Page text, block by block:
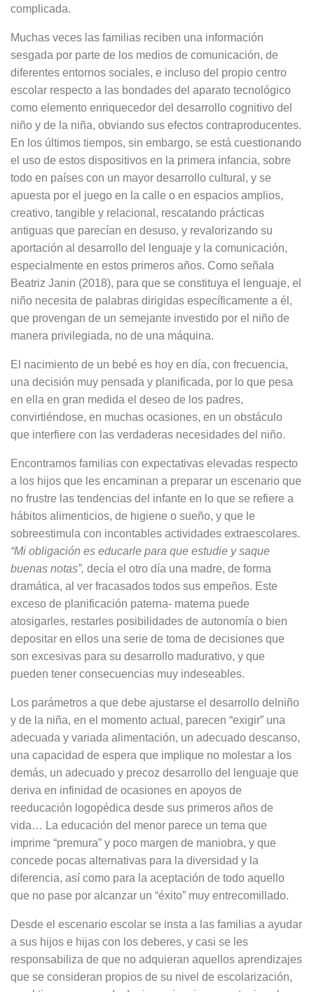
complicada.
Muchas veces las familias reciben una información
sesgada por parte de los medios de comunicación, de
diferentes entornos sociales, e incluso del propio centro
escolar respecto a las bondades del aparato tecnológico
como elemento enriquecedor del desarrollo cognitivo del
niño y de la niña, obviando sus efectos contraproducentes.
En los últimos tiempos, sin embargo, se está cuestionando
el uso de estos dispositivos en la primera infancia, sobre
todo en países con un mayor desarrollo cultural, y se
apuesta por el juego en la calle o en espacios amplios,
creativo, tangible y relacional, rescatando prácticas
antiguas que parecían en desuso, y revalorizando su
aportación al desarrollo del lenguaje y la comunicación,
especialmente en estos primeros años. Como señala
Beatriz Janin (2018), para que se constituya el lenguaje, el
niño necesita de palabras dirigidas específicamente a él,
que provengan de un semejante investido por el niño de
manera privilegiada, no de una máquina.
El nacimiento de un bebé es hoy en día, con frecuencia,
una decisión muy pensada y planificada, por lo que pesa
en ella en gran medida el deseo de los padres,
convirtiéndose, en muchas ocasiones, en un obstáculo
que interfiere con las verdaderas necesidades del niño.
Encontramos familias con expectativas elevadas respecto
a los hijos que les encaminan a preparar un escenario que
no frustre las tendencias del infante en lo que se refiere a
hábitos alimenticios, de higiene o sueño, y que le
sobreestimula con incontables actividades extraescolares.
“Mi obligación es educarle para que estudie y saque
buenas notas”, decía el otro día una madre, de forma
dramática, al ver fracasados todos sus empeños. Este
exceso de planificación paterna- materna puede
atosigarles, restarles posibilidades de autonomía o bien
depositar en ellos una serie de toma de decisiones que
son excesivas para su desarrollo madurativo, y que
pueden tener consecuencias muy indeseables.
Los parámetros a que debe ajustarse el desarrollo delniño
y de la niña, en el momento actual, parecen “exigir” una
adecuada y variada alimentación, un adecuado descanso,
una capacidad de espera que implique no molestar a los
demás, un adecuado y precoz desarrollo del lenguaje que
deriva en infinidad de ocasiones en apoyos de
reeducación logopédica desde sus primeros años de
vida… La educación del menor parece un tema que
imprime “premura” y poco margen de maniobra, y que
concede pocas alternativas para la diversidad y la
diferencia, así como para la aceptación de todo aquello
que no pase por alcanzar un “éxito” muy entrecomillado.
Desde el escenario escolar se insta a las familias a ayudar
a sus hijos e hijas con los deberes, y casi se les
responsabiliza de que no adquieran aquellos aprendizajes
que se consideran propios de su nivel de escolarización,